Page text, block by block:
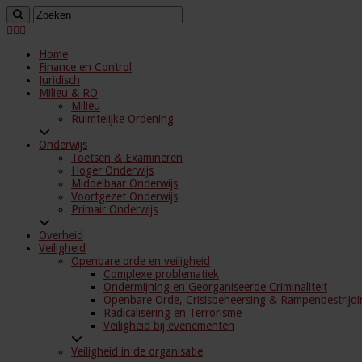
Home
Finance en Control
Juridisch
Milieu & RO
Milieu
Ruimtelijke Ordening
Onderwijs
Toetsen & Examineren
Hoger Onderwijs
Middelbaar Onderwijs
Voortgezet Onderwijs
Primair Onderwijs
Overheid
Veiligheid
Openbare orde en veiligheid
Complexe problematiek
Ondermijning en Georganiseerde Criminaliteit
Openbare Orde, Crisisbeheersing &
Radicalisering en Terrorisme
Veiligheid bij evenementen
Veiligheid in de organisatie